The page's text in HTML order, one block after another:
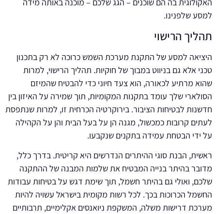
האקולוגית בה הם שוכנים – הגג שלכם – מוכנה באותה מידה
למסע שלפנינו.
תהליך הרישוי
היציאה למסע של התקנת מערכת השמש כרוכה לא רק בתכנון
טכני אלא גם בניווט במבוך של חוקיות. תהליך הרישוי, למרות
שהוא מרתיע לכאורה, הוא צעד חיוני כדי להבטיח שהמיזם
הסולארי שלך עומד בתקנות המקומיות, תוך שמירה על האיזון בין
חדשנות לבטיחות הציבור. בירוקרטיה הכרחית זו, למרות שנתפסת
לעתים קרובות כמכשול, מגנה הן על בעל הבית והן על הקהילה
על ידי הבטחת עמידה בתקנים שנקבעו.
ראשית, הבנת סוגי ההיתרים הנדרשים היא קריטית. בדרך כלל,
מדובר בהיתר בנייה המבטיח את שלמות המבנה של ההתקנה
שלכם, ואולי גם בהיתר חשמל, תוך שימת דגש על בטיחות עבודות
החשמל הכרוכות בכך. לכל רשות מקומית בישראל עשויה להיות
מערכת דרישות משלה, המשקפת ניואנסים אקלימיים, תרבותיים